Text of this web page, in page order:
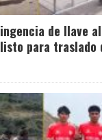
de Ilave
para traslado